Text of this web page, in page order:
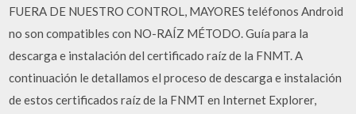
FUERA DE NUESTRO CONTROL, MAYORES teléfonos Android
no son compatibles con NO-RAÍZ MÉTODO. Guía para la
descarga e instalación del certificado raíz de la FNMT. A
continuación le detallamos el proceso de descarga e instalación
de estos certificados raíz de la FNMT en Internet Explorer,